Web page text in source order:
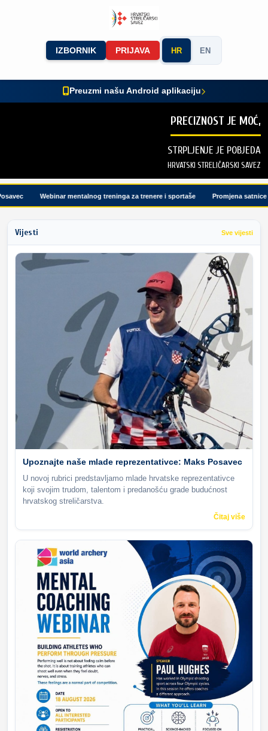
IZBORNIK PRIJAVA HR EN
Preuzmi našu Android aplikaciju
PRECIZNOST JE MOĆ,
STRPLJENJE JE POBJEDA
HRVATSKI STRELIČARSKI SAVEZ
Webinar mentalnog treninga za trenere i sportaše Promjena satnice
Vijesti Sve vijesti
Upoznajte naše mlade reprezentativce: Maks Posavec
U novoj rubrici predstavljamo mlade hrvatske reprezentativce
koji svojim trudom, talentom i predanošću grade budućnost
hrvatskog streličarstva.
Čitaj više